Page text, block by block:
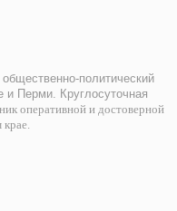
политический
и Перми. Круглосуточная
оперативной и достоверной